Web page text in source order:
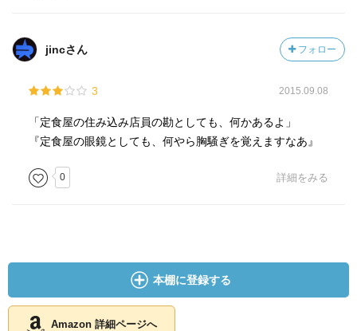
jincさん フォロー
3 2015.09.08
「定食屋の住み込み店員の勘としても、何かあるよ」
『定食屋の眼鏡としても、何やら胸騒ぎを覚えますなあ』
0 詳細をみる
本棚に登録する
Amazon 詳細ページへ